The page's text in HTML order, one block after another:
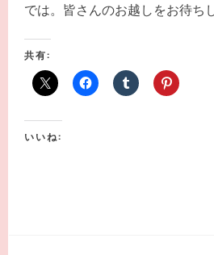
では。皆さんのお越しをお待ち
共有:
いいね: